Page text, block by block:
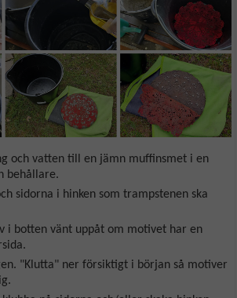
och vatten till en jämn muffinsmet i en
behållare.
sidorna i hinken som trampstenen ska
i botten vänt uppåt om motivet har en
"Klutta" ner försiktigt i början så motiver